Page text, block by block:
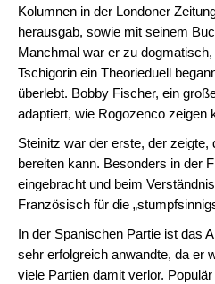
Kolumnen in der Londoner
herausgab, sowie mit seinem
Manchmal war er zu
Tschigorin ein Theorieduell
überlebt. Bobby Fischer, ein
adaptiert, wie Rogozenco zeigen
Steinitz war der erste, der
bereiten kann. Besonders in der
eingebracht und beim
Französisch für die
In der Spanischen Partie ist das
sehr erfolgreich anwandte, da er
viele Partien damit verlor.